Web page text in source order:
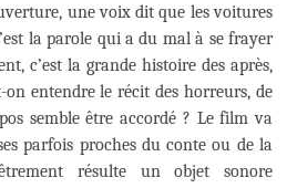
une voix dit que les voitures
la parole qui a du mal à se frayer
c’est la grande histoire des après,
on entendre le récit des horreurs, de
semble être accordé ? Le film va
parfois proches du conte ou de la
résulte un objet sonore